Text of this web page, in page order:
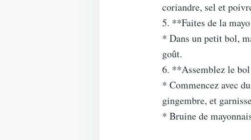
coriandre, sel et
5. **Faites de la
* Dans un petit bol,
goût.
6. **Assemblez le bol
* Commencez avec
gingembre, et
* Bruine de